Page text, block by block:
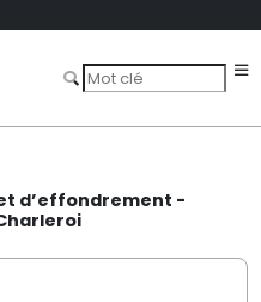
d’effondrement -